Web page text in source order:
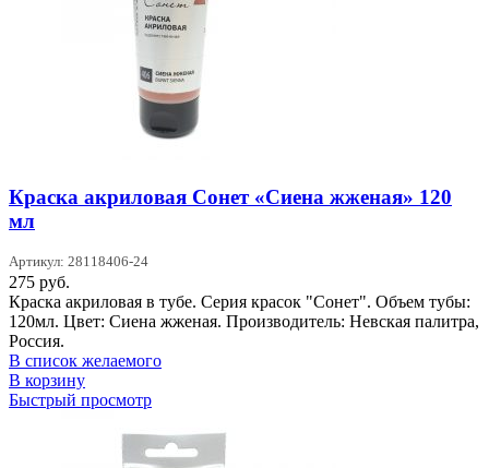
Краска акриловая Сонет «Сиена жженая» 120
мл
Артикул: 28118406-24
275 руб.
Краска акриловая в тубе. Серия красок "Сонет". Объем тубы:
120мл. Цвет: Сиена жженая. Производитель: Невская палитра,
Россия.
В список желаемого
В корзину
Быстрый просмотр